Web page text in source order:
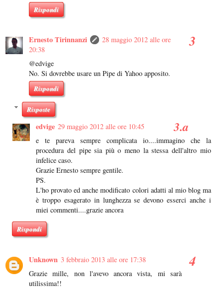
Rispondi
Ernesto Tirinnanzi
28 maggio 2012 alle ore
20:38
@edvige
No. Si dovrebbe usare un Pipe di Yahoo apposito.
Rispondi
Risposte
edvige 29 maggio 2012 alle ore 10:45
e te pareva sempre complicata io....immagino che la
procedura del pipe sia più o meno la stessa dell'altro mio
infelice caso.
Grazie Ernesto sempre gentile.
PS.
L'ho provato ed anche modificato colori adatti al mio blog ma
è troppo esagerato in lunghezza se devono esserci anche i
miei commenti....grazie ancora
Rispondi
Unknown 3 febbraio 2013 alle ore 17:38
Grazie mille, non l'avevo ancora vista, mi sarà
utilissima!!